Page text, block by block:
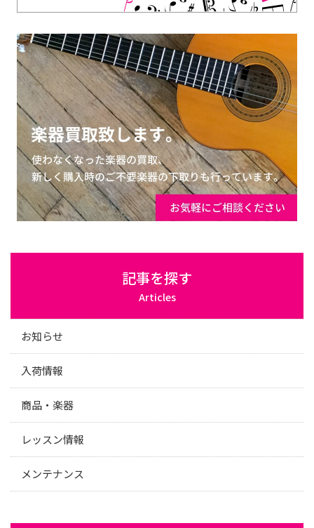
記事を探す
Articles
お知らせ
入荷情報
商品・楽器
レッスン情報
メンテナンス